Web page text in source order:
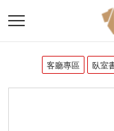
客廳專區 臥室